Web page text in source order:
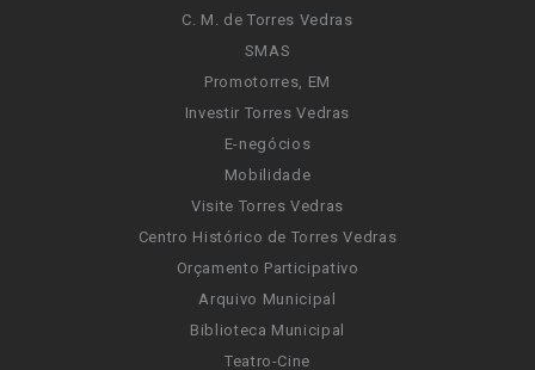
C. M. de Torres Vedras
SMAS
Promotorres, EM
Investir Torres Vedras
E-negócios
Mobilidade
Visite Torres Vedras
Centro Histórico de Torres Vedras
Orçamento Participativo
Arquivo Municipal
Biblioteca Municipal
Teatro-Cine